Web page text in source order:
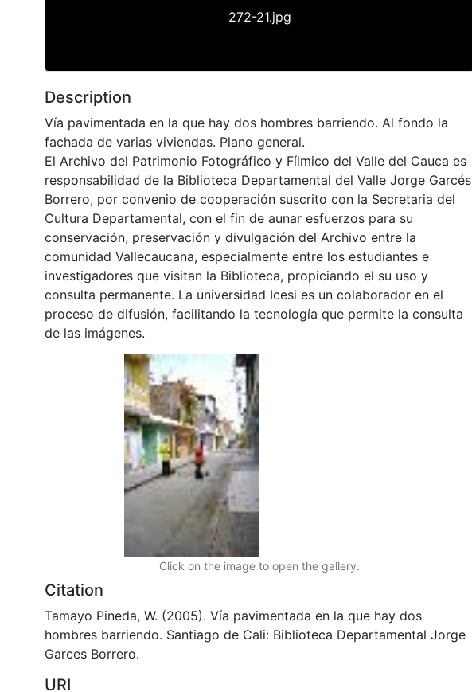
272-21.jpg
Description
Vía pavimentada en la que hay dos hombres barriendo. Al fondo la
fachada de varias viviendas. Plano general.
El Archivo del Patrimonio Fotográfico y Fílmico del Valle del Cauca es
responsabilidad de la Biblioteca Departamental del Valle Jorge Garcés
Borrero, por convenio de cooperación suscrito con la Secretaria del
Cultura Departamental, con el fin de aunar esfuerzos para su
conservación, preservación y divulgación del Archivo entre la
comunidad Vallecaucana, especialmente entre los estudiantes e
investigadores que visitan la Biblioteca, propiciando el su uso y
consulta permanente. La universidad Icesi es un colaborador en el
proceso de difusión, facilitando la tecnología que permite la consulta
de las imágenes.
Click on the image to open the gallery.
Citation
Tamayo Pineda, W. (2005). Vía pavimentada en la que hay dos
hombres barriendo. Santiago de Cali: Biblioteca Departamental Jorge
Garces Borrero.
URI